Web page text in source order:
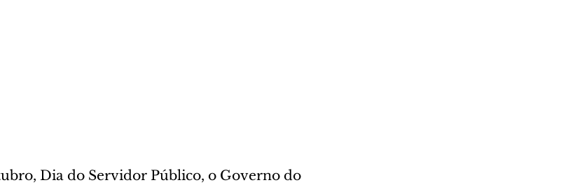
Dia do Servidor Público, o Governo do